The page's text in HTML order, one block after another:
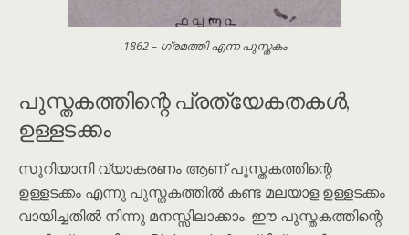
1862 – ഗ്രമത്തി എന്ന പുസ്തകം
പുസ്തകത്തിന്റെ പ്രത്യേകതകൾ,
ഉള്ളടക്കം
സുറിയാനി വ്യാകരണം ആണ് പുസ്തകത്തിന്റെ
ഉള്ളടക്കം എന്നു പുസ്തകത്തിൽ കണ്ട മലയാള ഉള്ളടക്കം
വായിച്ചതിൽ നിന്നു മനസ്സിലാക്കാം. ഈ പുസ്തകത്തിന്റെ